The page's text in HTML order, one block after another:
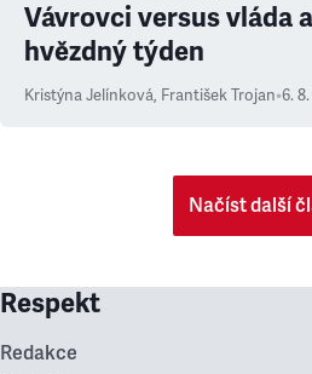
Vávrovci versus vláda
hvězdný týden
Kristýna Jelínková, František Trojan•6.
Načíst další
Respekt
Redakce